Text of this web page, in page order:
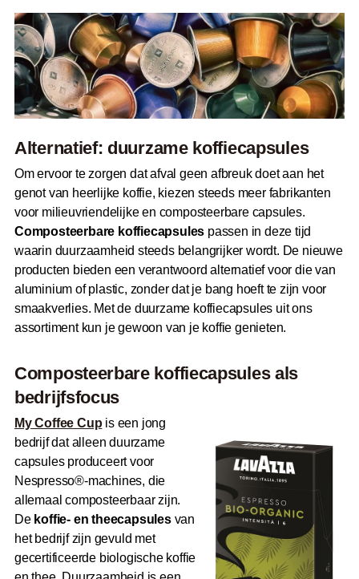
Alternatief: duurzame koffiecapsules
Om ervoor te zorgen dat afval geen afbreuk doet aan het
genot van heerlijke koffie, kiezen steeds meer fabrikanten
voor milieuvriendelijke en composteerbare capsules.
Composteerbare koffiecapsules passen in deze tijd
waarin duurzaamheid steeds belangrijker wordt. De nieuwe
producten bieden een verantwoord alternatief voor die van
aluminium of plastic, zonder dat je bang hoeft te zijn voor
smaakverlies. Met de duurzame koffiecapsules uit ons
assortiment kun je gewoon van je koffie genieten.
Composteerbare koffiecapsules als
bedrijfsfocus
My Coffee Cup is een jong
bedrijf dat alleen duurzame
capsules produceert voor
Nespresso®-machines, die
allemaal composteerbaar zijn.
De koffie- en theecapsulesvan
het bedrijf zijn gevuld met
gecertificeerde biologische koffie